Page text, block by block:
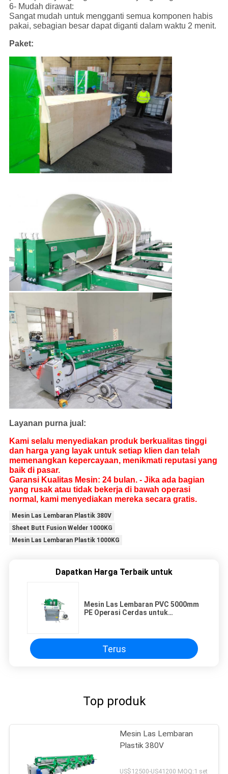
6- Mudah dirawat:
Sangat mudah untuk mengganti semua komponen habis
pakai, sebagian besar dapat diganti dalam waktu 2 menit.
Paket:
Layanan purna jual:
Kami selalu menyediakan produk berkualitas tinggi
dan harga yang layak untuk setiap klien dan telah
memenangkan kepercayaan, menikmati reputasi yang
baik di pasar.
Garansi Kualitas Mesin: 24 bulan. - Jika ada bagian
yang rusak atau tidak bekerja di bawah operasi
normal, kami menyediakan mereka secara gratis.
Mesin Las Lembaran Plastik 380V
Sheet Butt Fusion Welder 1000KG
Mesin Las Lembaran Plastik 1000KG
Dapatkan Harga Terbaik untuk
Mesin Las Lembaran PVC 5000mm
PE Operasi Cerdas untuk
Terus
Top produk
Mesin Las Lembaran
Plastik 380V
US$12500-US41200 MOQ:1 set